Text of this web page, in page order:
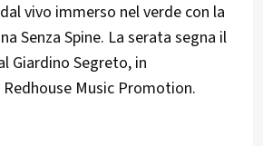
vivo immerso nel verde con la
Senza Spine. La serata segna il
Giardino Segreto, in
Music Promotion.